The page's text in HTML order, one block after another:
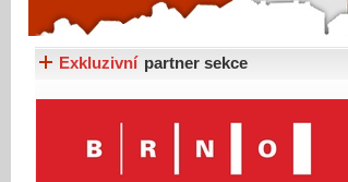
Exkluzivní partner sekce